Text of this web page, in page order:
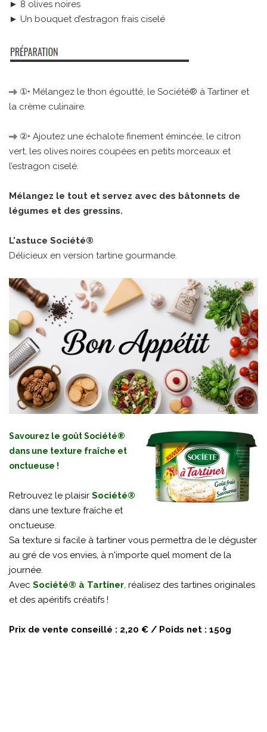
► 8 olives noires
► Un bouquet d’estragon frais ciselé
①• Mélangez le thon égoutté, le Société® à Tartiner et
la crème culinaire.
②• Ajoutez une échalote finement émincée, le citron
vert, les olives noires coupées en petits morceaux et
l’estragon ciselé.
Mélangez le tout et servez avec des bâtonnets de
légumes et des gressins.
L'astuce Société®
Délicieux en version tartine gourmande.
Savourez le goût Société®
dans une texture fraîche et
onctueuse !
Retrouvez le plaisir Société®
dans une texture fraîche et
onctueuse.
Sa texture si facile à tartiner vous permettra de le déguster
au gré de vos envies, à n'importe quel moment de la
journée.
Avec Société® à Tartiner, réalisez des tartines originales
et des apéritifs créatifs !
Prix de vente conseillé : 2,20 € / Poids net : 150g